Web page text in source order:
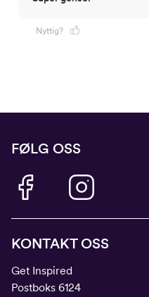
Nyttig?
FØLG OSS
KONTAKT OSS
Get Inspired
Postboks 6124